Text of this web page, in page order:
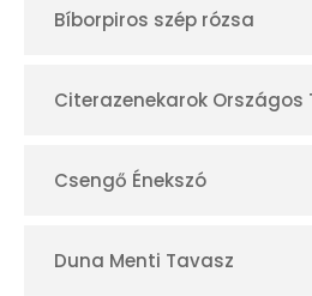
r
Bíborpiros szép rózsa
Citerazenekarok Országos
Csengő Énekszó
Duna Menti Tavasz